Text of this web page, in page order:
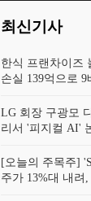
최신기사
한식 프랜차이즈
손실 139억으로 9
LG 회장 구광모
리서 '피지컬 AI'
[오늘의 주목주]
주가 13%대 내려